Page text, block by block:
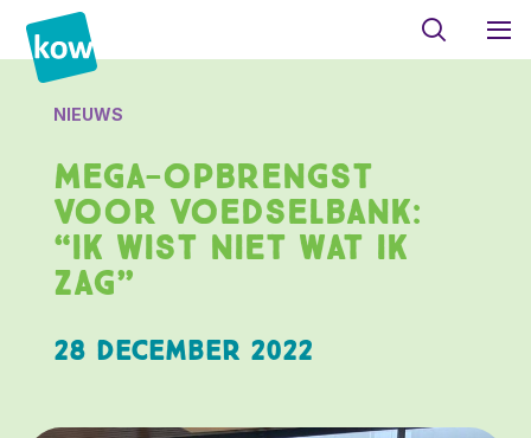
NIEUWS
Mega-opbrengst
voor Voedselbank:
“Ik wist niet wat ik
zag”
28 december 2022